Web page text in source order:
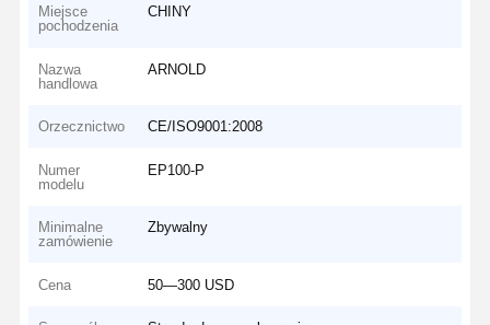
Miejsce
pochodzenia
CHINY
Nazwa
handlowa
ARNOLD
Orzecznictwo CE/ISO9001:2008
Numer
modelu
EP100-P
Minimalne
zamówienie
Zbywalny
Cena 50—300 USD